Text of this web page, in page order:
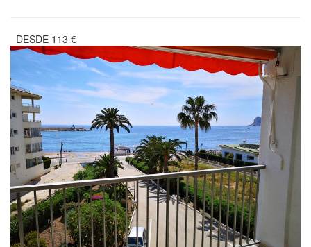
DESDE 113 €